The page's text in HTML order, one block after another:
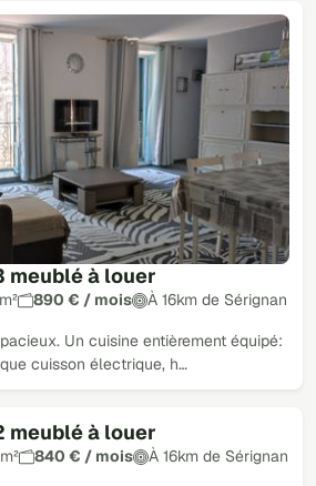
meublé à louer
890 € / mois À 16km de Sérignan
Un cuisine entièrement équipé:
cuisson électrique, h…
meublé à louer
840 € / mois À 16km de Sérignan